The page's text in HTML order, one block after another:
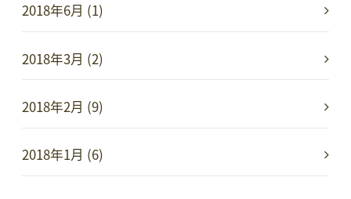
2018年6月 (1)
2018年3月 (2)
2018年2月 (9)
2018年1月 (6)